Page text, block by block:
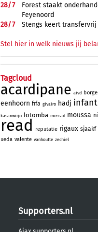
28/7
Forest staakt
Feyenoord
28/7 Stengs keert transfervrij
Stel hier in welk nieuws jij
Tagcloud
acardipane aivd
eenhoorn fifa givairo hadj
kasanwirjo lotomba mossad moussa
read reputatie rigaux sjaakf
ueda valente vanhoutte zechiel
Supporters.nl